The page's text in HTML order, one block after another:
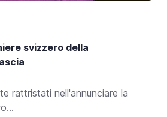
svizzero della
rattristati nell'annunciare la